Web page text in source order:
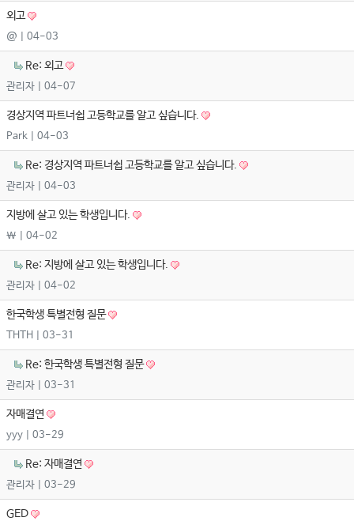
외고
@ | 04-03
Re: 외고
관리자 | 04-07
경상지역 파트너쉽 고등학교를 알고 싶습니다.
Park | 04-03
Re: 경상지역 파트너쉽 고등학교를 알고 싶습니다.
관리자 | 04-03
지방에 살고 있는 학생입니다.
\ | 04-02
Re: 지방에 살고 있는 학생입니다.
관리자 | 04-02
한국학생 특별전형 질문
THTH | 03-31
Re: 한국학생 특별전형 질문
관리자 | 03-31
자매결연
yyy | 03-29
Re: 자매결연
관리자 | 03-29
GED